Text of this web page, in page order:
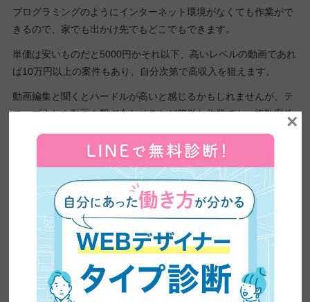
プログラミングのようにインターネット環境がなくても作業がで
きるので、家でも出かけ先でもどこでもできます。
単価は安いものだと5000円かそれ以下、高いレベルの動画であれ
ば10万円以上の案件もあり、自分次第で高収入を狙えます。
動画編集と聞くとハードルが高いと感じるかもしれませんが、テ
ロップ入れや動画を繋ぎ合わせるなど簡単な作業でも、複数案件
をこなせば月5万円稼ぐのも難しくはありません。
あわせて読みたい
動画編集の副業は稼げる？未経験
からの始め方や案件獲得の方法も
紹介
×